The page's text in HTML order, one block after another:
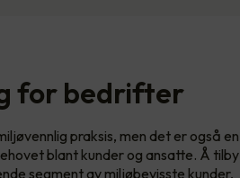
for bedrifter
praksis, men det er også en
blant kunder og ansatte. Å tilby
segment av miljøbevisste kunder,